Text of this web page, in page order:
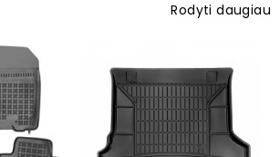
Rodyti daugiau